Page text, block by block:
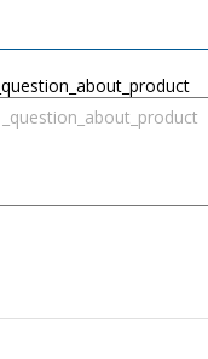
_question_about_product